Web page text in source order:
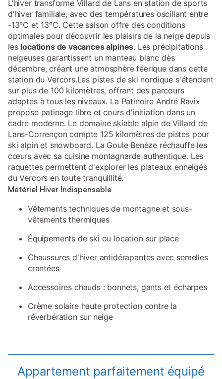
L'hiver transforme Villard de Lans en station de sports
d'hiver familiale, avec des températures oscillant entre
-13°C et 13°C. Cette saison offre des conditions
optimales pour découvrir les plaisirs de la neige depuis
les locations de vacances alpines. Les précipitations
neigeuses garantissent un manteau blanc dès
décembre, créant une atmosphère féerique dans cette
station du Vercors.Les pistes de ski nordique s'étendent
sur plus de 100 kilomètres, offrant des parcours
adaptés à tous les niveaux. La Patinoire André Ravix
propose patinage libre et cours d'initiation dans un
cadre moderne. Le domaine skiable alpin de Villard de
Lans-Corrençon compte 125 kilomètres de pistes pour
ski alpin et snowboard. La Goule Benèze réchauffe les
cœurs avec sa cuisine montagnarde authentique. Les
raquettes permettent d'explorer les plateaux enneigés
du Vercors en toute tranquillité.
Matériel Hiver Indispensable
Vêtements techniques de montagne et sous-
vêtements thermiques
Équipements de ski ou location sur place
Chaussures d'hiver antidérapantes avec semelles
crantées
Accessoires chauds : bonnets, gants et écharpes
Crème solaire haute protection contre la
réverbération sur neige
Appartement parfaitement équipé